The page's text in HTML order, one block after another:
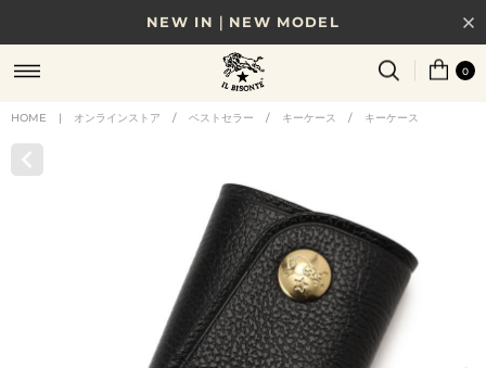
NEW IN｜NEW MODEL
8/17(月)10時まで｜税込11,000円以上で送料無料
贈る相手やシーンから選べる、新しいギフトガイド
0
HOME | オンラインストア / ベストセラー / キーケース / キーケース